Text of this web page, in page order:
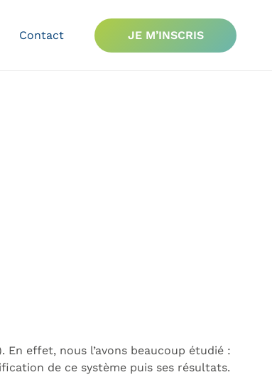
Contact JE M’INSCRIS
effet, nous l’avons beaucoup étudié :
de ce système puis ses résultats.